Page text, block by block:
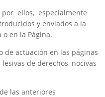
ellos, especialmente
y enviados a la
en la Página.
de actuación en las páginas
de derechos, nocivas
las anteriores